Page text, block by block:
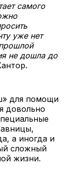
самого
уже нет
не дошла до
для помощи
довольно
а иногда и
сложный
жизни.